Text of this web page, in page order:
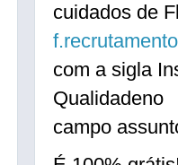
cuidados de
com a sigla
Qualidadeno
campo